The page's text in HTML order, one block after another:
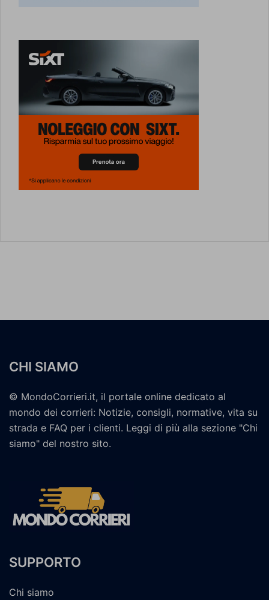
CHI SIAMO
© MondoCorrieri.it, il portale online dedicato al
mondo dei corrieri: Notizie, consigli, normative, vita su
strada e FAQ per i clienti. Leggi di più alla sezione "Chi
siamo" del nostro sito.
SUPPORTO
Chi siamo